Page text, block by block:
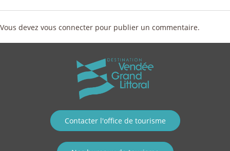
Vous devez vous connecter pour publier un commentaire.
Contacter l'office de tourisme